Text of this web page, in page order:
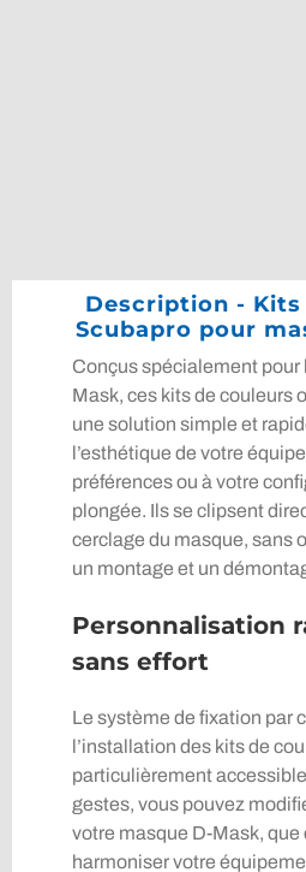
Description - Kits
Scubapro pour
Conçus spécialement pour
Mask, ces kits de couleurs
une solution simple et
l’esthétique de votre
préférences ou à votre
plongée. Ils se clipsent
cerclage du masque, sans
un montage et un
Personnalisation
sans effort
Le système de fixation par
l’installation des kits de
particulièrement
gestes, vous pouvez
votre masque D-Mask, que
harmoniser votre